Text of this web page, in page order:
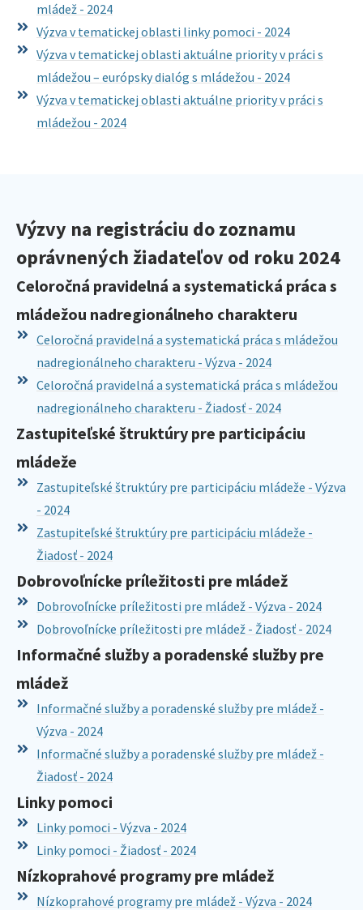
mládež - 2024
Výzva v tematickej oblasti linky pomoci - 2024
Výzva v tematickej oblasti aktuálne priority v práci s
mládežou – európsky dialóg s mládežou - 2024
Výzva v tematickej oblasti aktuálne priority v práci s
mládežou - 2024
Výzvy na registráciu do zoznamu
oprávnených žiadateľov od roku 2024
Celoročná pravidelná a systematická práca s
mládežou nadregionálneho charakteru
Celoročná pravidelná a systematická práca s mládežou
nadregionálneho charakteru - Výzva - 2024
Celoročná pravidelná a systematická práca s mládežou
nadregionálneho charakteru - Žiadosť - 2024
Zastupiteľské štruktúry pre participáciu
mládeže
Zastupiteľské štruktúry pre participáciu mládeže - Výzva
- 2024
Zastupiteľské štruktúry pre participáciu mládeže -
Žiadosť - 2024
Dobrovoľnícke príležitosti pre mládež
Dobrovoľnícke príležitosti pre mládež - Výzva - 2024
Dobrovoľnícke príležitosti pre mládež - Žiadosť - 2024
Informačné služby a poradenské služby pre
mládež
Informačné služby a poradenské služby pre mládež -
Výzva - 2024
Informačné služby a poradenské služby pre mládež -
Žiadosť - 2024
Linky pomoci
Linky pomoci - Výzva - 2024
Linky pomoci - Žiadosť - 2024
Nízkoprahové programy pre mládež
Nízkoprahové programy pre mládež - Výzva - 2024